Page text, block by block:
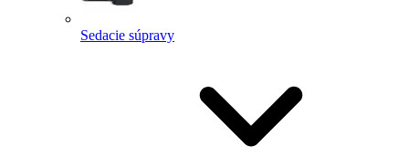
Sedacie súpravy